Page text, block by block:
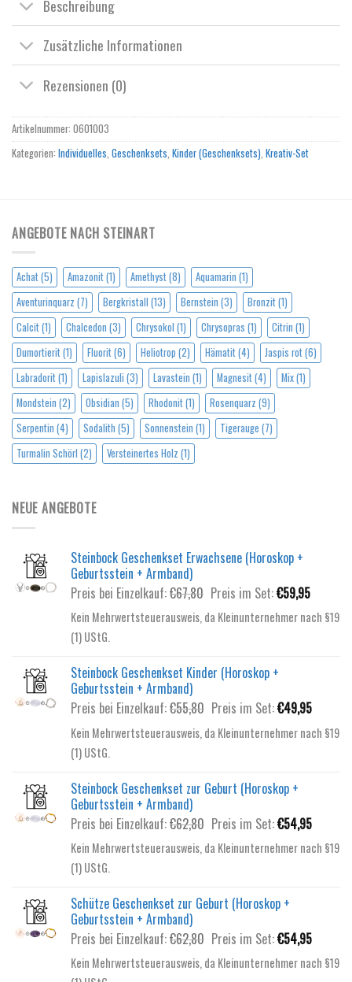
Beschreibung
Zusätzliche Informationen
Rezensionen (0)
Artikelnummer: 0601003
Kategorien: Individuelles, Geschenksets, Kinder (Geschenksets), Kreativ-Set
ANGEBOTE NACH STEINART
Achat(5) Amazonit(1) Amethyst(8) Aquamarin (1)
Aventurinquarz (7) Bergkristall (13) Bernstein (3) Bronzit(1)
Calcit(1) Chalcedon (3) Chrysokol (1) Chrysopras (1) Citrin (1)
Dumortierit(1) Fluorit(6) Heliotrop (2) Hämatit(4) Jaspis rot(6)
Labradorit(1) Lapislazuli (3) Lavastein (1) Magnesit(4) Mix(1)
Mondstein (2) Obsidian (5) Rhodonit(1) Rosenquarz (9)
Serpentin (4) Sodalith (5) Sonnenstein (1) Tigerauge (7)
Turmalin Schörl (2) Versteinertes Holz (1)
NEUE ANGEBOTE
Steinbock Geschenkset Erwachsene (Horoskop +
Geburtsstein + Armband)
Preis bei Einzelkauf:€67,80 Ursprünglicher
Preis
war:
Preis im Set:€59,95
Preis
ist:
Kein Mehrwertsteuerausweis, da Kleinunternehmer nach §19
(1) UStG.
Steinbock Geschenkset Kinder (Horoskop +
Geburtsstein + Armband)
Preis bei Einzelkauf:€55,80 Ursprünglicher
Preis
war:
Preis im Set:€49,95
Preis
ist:
Kein Mehrwertsteuerausweis, da Kleinunternehmer nach §19
(1) UStG.
Steinbock Geschenkset zur Geburt (Horoskop +
Geburtsstein + Armband)
Preis bei Einzelkauf:€62,80 Ursprünglicher
Preis
war:
Preis im Set:€54,95
Preis
ist:
Kein Mehrwertsteuerausweis, da Kleinunternehmer nach §19
(1) UStG.
Schütze Geschenkset zur Geburt (Horoskop +
Geburtsstein + Armband)
Preis bei Einzelkauf:€62,80 Ursprünglicher
Preis
war:
Preis im Set:€54,95
Preis
ist:
Kein Mehrwertsteuerausweis, da Kleinunternehmer nach §19